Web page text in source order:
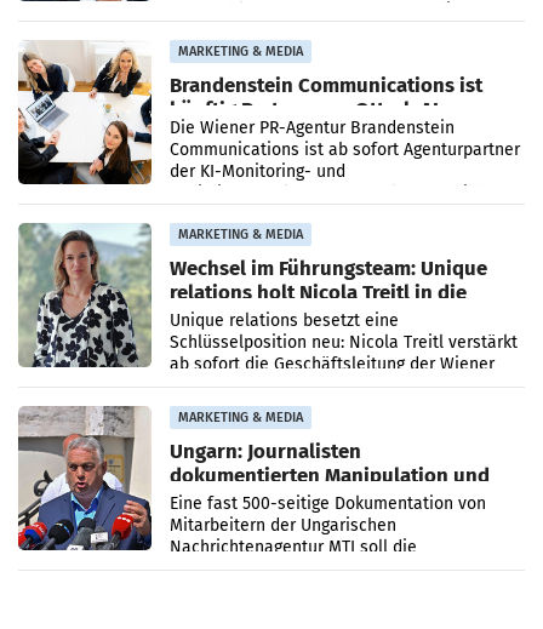
MARKETING & MEDIA
Brandenstein Communications ist
künftig Partner von OtterlyAI
Die Wiener PR-Agentur Brandenstein
Communications ist ab sofort Agenturpartner
der KI-Monitoring- und
MARKETING & MEDIA
Wechsel im Führungsteam: Unique
relations holt Nicola Treitl in die
Geschäftsleitung
Unique relations besetzt eine
Schlüsselposition neu: Nicola Treitl verstärkt
ab sofort die Geschäftsleitung der Wiener
PR-Agentur an der Seite von Josef Kalina und
Anna Kalina-Mahr.
MARKETING & MEDIA
Ungarn: Journalisten
dokumentierten Manipulation und
Zensur
Eine fast 500-seitige Dokumentation von
Mitarbeitern der Ungarischen
Nachrichtenagentur MTI soll die
systematische Nachrichten-Manipulation und